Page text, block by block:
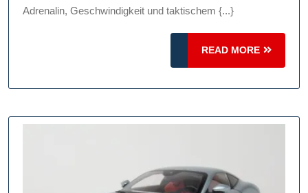
in
3:
Adrenalin, Geschwindigkeit und taktischem {...}
READ MORE
READ
MORE